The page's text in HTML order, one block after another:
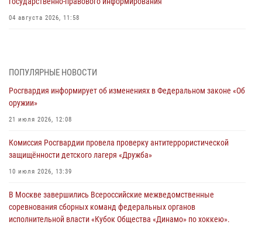
04 августа 2026, 11:58
03 августа 2026, 17:21
21 единицу оружия изъяли Псковские росгвардейцы за неделю
03 августа 2026, 14:10
безопасности во время празднования Дня ВДВ
улицу Труда
31 июля 2026, 13:53
ПОПУЛЯРНЫЕ НОВОСТИ
Росгвардия информирует об изменениях в Федеральном законе «Об
оружии»
21 июля 2026, 12:08
Комиссия Росгвардии провела проверку антитеррористической
защищённости детского лагеря «Дружба»
10 июля 2026, 13:39
В Москве завершились Всероссийские межведомственные
соревнования сборных команд федеральных органов
исполнительной власти «Кубок Общества «Динамо» по хоккею».